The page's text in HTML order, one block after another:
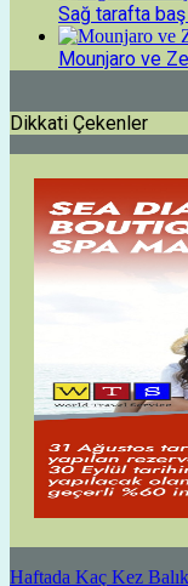
Sağ tarafta baş
Mounjaro ve
Dikkati Çekenler
Haftada Kaç Kez